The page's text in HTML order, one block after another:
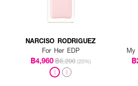
NARCISO RODRIGUEZ
For Her EDP
฿4,960฿6,200 (20%)
My
฿